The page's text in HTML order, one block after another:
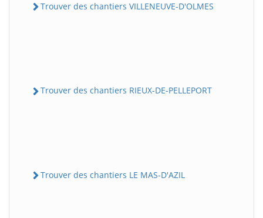
Trouver des chantiers VILLENEUVE-D'OLMES
Trouver des chantiers RIEUX-DE-PELLEPORT
Trouver des chantiers LE MAS-D'AZIL